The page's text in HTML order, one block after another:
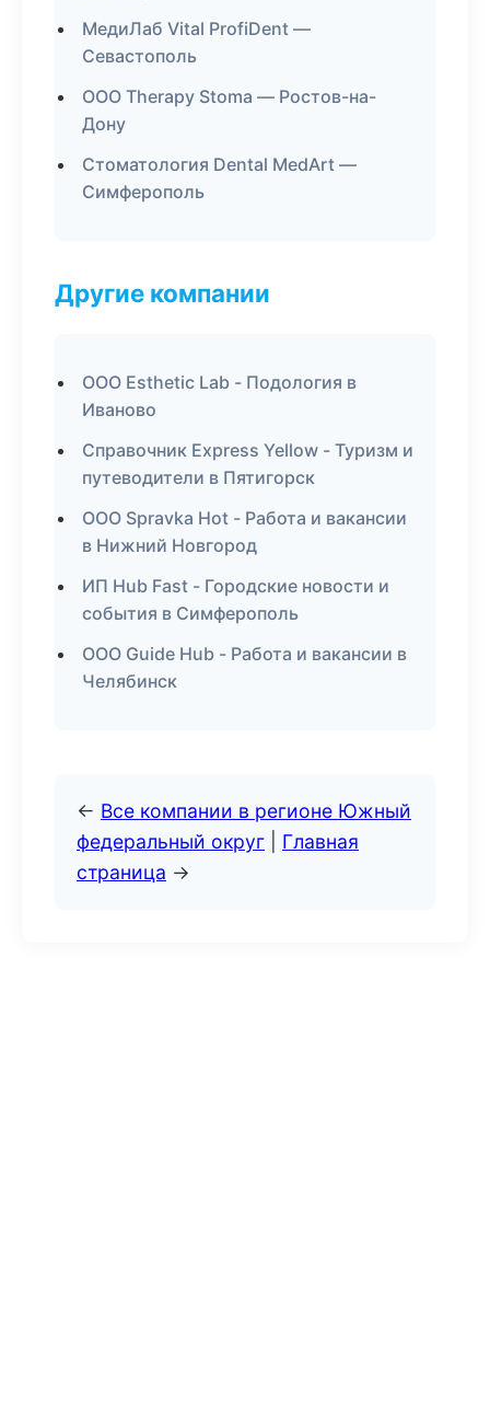
МедиЛаб Vital ProfiDent —
Севастополь
ООО Therapy Stoma — Ростов-на-
Дону
Стоматология Dental MedArt —
Симферополь
Другие компании
ООО Esthetic Lab - Подология в
Иваново
Справочник Express Yellow - Туризм и
путеводители в Пятигорск
ООО Spravka Hot - Работа и вакансии
в Нижний Новгород
ИП Hub Fast - Городские новости и
события в Симферополь
ООО Guide Hub - Работа и вакансии в
Челябинск
← Все компании в регионе Южный
федеральный округ
Главная
страница →